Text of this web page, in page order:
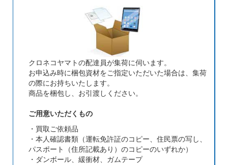
クロネコヤマトの配達員が集荷に伺います。
お申込み時に梱包資材をご指定いただいた場合は、集荷
の際にお持ちいたします。
商品を梱包し、お引渡しください。
ご用意いただくもの
・買取ご依頼品
・本人確認書類（運転免許証のコピー、住民票の写し、
パスポート（住所記載あり）のコピーのいずれか）
・ダンボール、緩衝材、ガムテープ